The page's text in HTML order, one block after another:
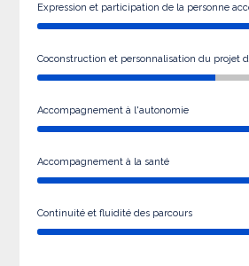
Expression et participation de la personne
Coconstruction et personnalisation du projet
Accompagnement à l'autonomie
Accompagnement à la santé
Continuité et fluidité des parcours